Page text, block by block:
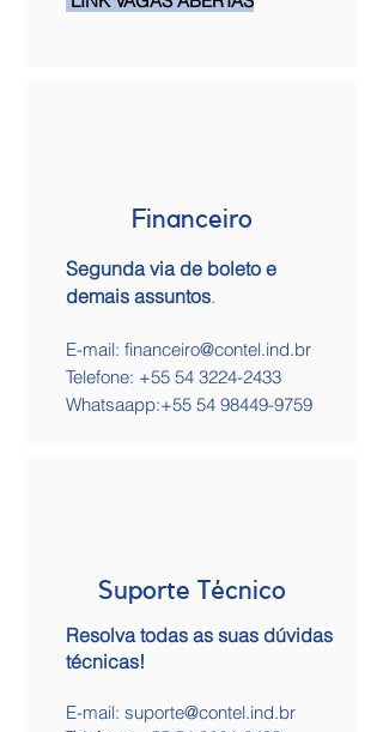
Financeiro
Segunda via de boleto e
demais assuntos.
E-mail: financeiro@contel.ind.br
Telefone: +55 54 3224-2433
Whatsaapp:+55 54 98449-9759
Suporte Técnico
Resolva todas as suas dúvidas
técnicas!
E-mail: suporte@contel.ind.br